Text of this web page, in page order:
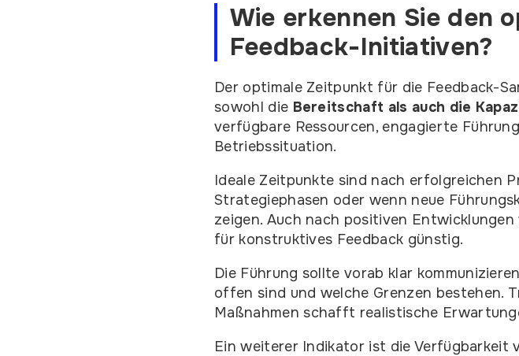
Wie erkennen Sie den
Feedback-Initiativen?
Der optimale Zeitpunkt für die Feedback-
sowohl die Bereitschaft als auch die
verfügbare Ressourcen, engagierte
Betriebssituation.
Ideale Zeitpunkte sind nach erfolgreichen
Strategiephasen oder wenn neue
zeigen. Auch nach positiven
für konstruktives Feedback günstig.
Die Führung sollte vorab klar
offen sind und welche Grenzen bestehen.
Maßnahmen schafft realistische
Ein weiterer Indikator ist die Verfügbarkeit